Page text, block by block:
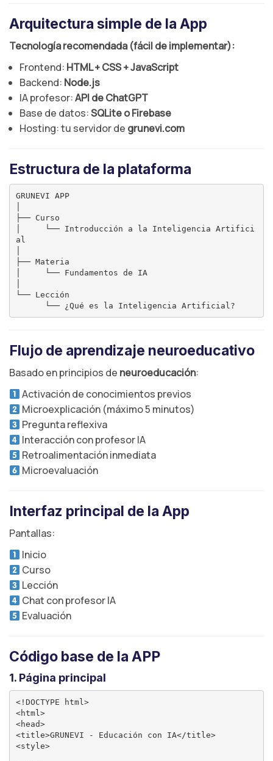
Arquitectura simple de la App
Tecnología recomendada (fácil de implementar):
Frontend: HTML + CSS + JavaScript
Backend: Node.js
IA profesor:API de ChatGPT
Base de datos:SQLite o Firebase
Hosting: tu servidor de grunevi.com
Estructura de la plataforma
GRUNEVI APP
├── Curso
│     └── Introducción a la Inteligencia Artifici
al
├── Materia
│     └── Fundamentos de IA
└── Lección
Flujo de aprendizaje neuroeducativo
Basado en principios de neuroeducación:
Activación de conocimientos previos
Microexplicación (máximo 5 minutos)
Pregunta reflexiva
Interacción con profesor IA
Retroalimentación inmediata
Microevaluación
Interfaz principal de la App
Pantallas:
Inicio
Curso
Lección
Chat con profesor IA
Evaluación
Código base de la APP
1. Página principal
<!DOCTYPE html>
<html>
<head>
<title>GRUNEVI - Educación con IA</title>
<style>